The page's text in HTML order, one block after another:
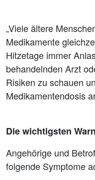
„Viele ältere
Medikamente
Hitzetage immer
behandelnden Arzt
Risiken zu schauen
Medikamentendosis
Die wichtigsten
Angehörige und
folgende Symptome